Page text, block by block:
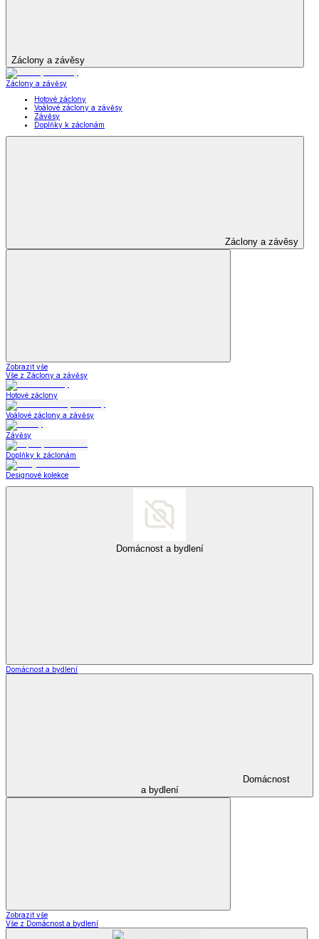
Záclony a závěsy
Záclony a závěsy
Hotové záclony
Voálové záclony a závěsy
Závěsy
Doplňky k záclonám
Záclony a závěsy
Zobrazit vše
Vše z Záclony a závěsy
Hotové záclony
Voálové záclony a závěsy
Závěsy
Doplňky k záclonám
Designové kolekce
Domácnost a bydlení
Domácnost a bydlení
Domácnost
a bydlení
Zobrazit vše
Vše z Domácnost a bydlení